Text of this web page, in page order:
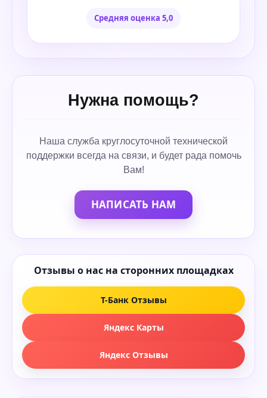
Средняя оценка 5,0
Нужна помощь?
Наша служба круглосуточной технической
поддержки всегда на связи, и будет рада помочь
Вам!
НАПИСАТЬ НАМ
Отзывы о нас на сторонних площадках
Т-Банк Отзывы
Яндекс Карты
Яндекс Отзывы